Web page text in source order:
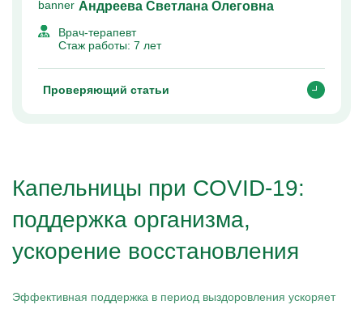
Андреева Светлана Олеговна
Врач-терапевт
Стаж работы: 7 лет
Проверяющий статьи
Капельницы при COVID-19:
поддержка организма,
ускорение восстановления
Эффективная поддержка в период выздоровления ускоряет